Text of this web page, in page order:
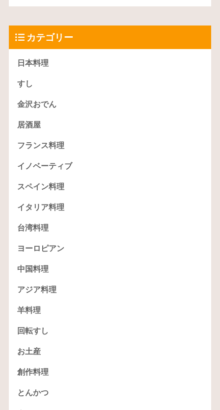
カテゴリー
日本料理
すし
金沢おでん
居酒屋
フランス料理
イノベーティブ
スペイン料理
イタリア料理
台湾料理
ヨーロピアン
中国料理
アジア料理
羊料理
回転すし
お土産
創作料理
とんかつ